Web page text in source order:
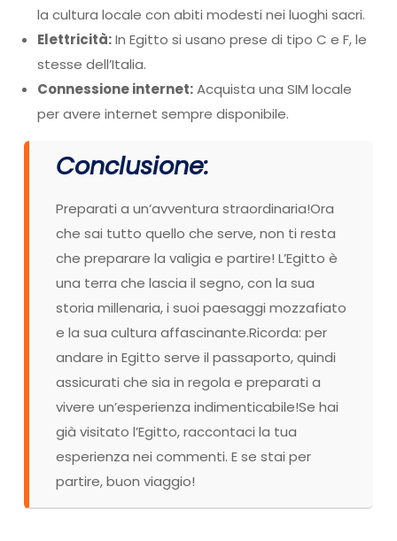
la cultura locale con abiti modesti nei luoghi sacri.
Elettricità:In Egitto si usano prese di tipo C e F, le
stesse dell’Italia.
Connessione internet:Acquista una SIM locale
per avere internet sempre disponibile.
Conclusione:
Preparati a un’avventura straordinaria!Ora
che sai tutto quello che serve, non ti resta
che preparare la valigia e partire! L’Egitto è
una terra che lascia il segno, con la sua
storia millenaria, i suoi paesaggi mozzafiato
e la sua cultura affascinante.Ricorda: per
andare in Egitto serve il passaporto, quindi
assicurati che sia in regola e preparati a
vivere un’esperienza indimenticabile!Se hai
già visitato l’Egitto, raccontaci la tua
esperienza nei commenti. E se stai per
partire, buon viaggio!